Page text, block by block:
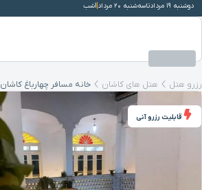
دوشنبه ۱۹ مرداد تاسه‌شنبه ۲۰ مرداد 1شب
رزرو هتل هتل‌ های کاشان خانه مسافر چهارباغ کاشان
قابلیت رزرو آنی